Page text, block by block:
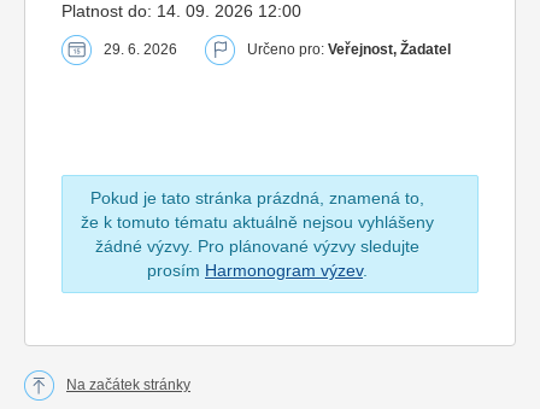
Platnost do: 14. 09. 2026 12:00
29. 6. 2026 Určeno pro: Veřejnost, Žadatel
Pokud je tato stránka prázdná, znamená to,
že k tomuto tématu aktuálně nejsou vyhlášeny
žádné výzvy. Pro plánované výzvy sledujte
prosím Harmonogram výzev.
Na začátek stránky